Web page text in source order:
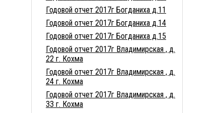
Годовой отчет 2017г Богданиха д.11
Годовой отчет 2017г Богданиха д.14
Годовой отчет 2017г Богданиха д.15
Годовой отчет 2017г Владимирская , д.
22 г. Кохма
Годовой отчет 2017г Владимирская , д.
24 г. Кохма
Годовой отчет 2017г Владимирская , д.
33 г. Кохма